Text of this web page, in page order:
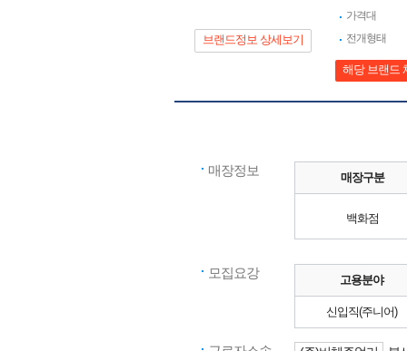
브랜드정보 상세보기
가격대
전개형태
해당 브랜드
매장정보 매장구분
백화점
모집요강 고용분야
신입직(주니어)